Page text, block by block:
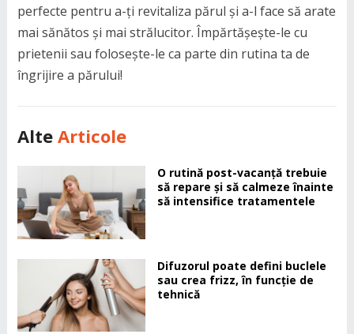
perfecte pentru a-ți revitaliza părul și a-l face să arate
mai sănătos și mai strălucitor. Împărtășește-le cu
prietenii sau folosește-le ca parte din rutina ta de
îngrijire a părului!
Alte Articole
O rutină post-vacanță trebuie
să repare și să calmeze înainte
să intensifice tratamentele
Difuzorul poate defini buclele
sau crea frizz, în funcție de
tehnică